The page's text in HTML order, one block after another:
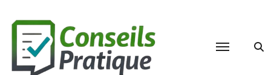
contenu